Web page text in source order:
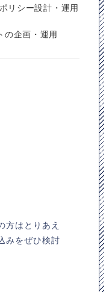
リシー設計・運用
の企画・運用
方はとりあえ
みをぜひ検討